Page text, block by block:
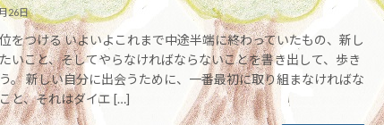
26日
をつける いよいよこれまで中途半端に終わっていたもの、新し
いこと、そしてやらなければならないことを書き出して、歩き
。 新しい自分に出会うために、一番最初に取り組まなければな
と、それはダイエ […]